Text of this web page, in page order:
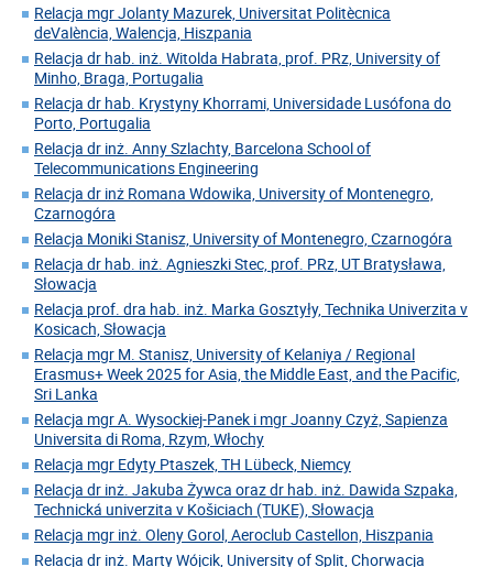
Relacja mgr Jolanty Mazurek, Universitat Politècnica
deValència, Walencja, Hiszpania
Relacja dr hab. inż. Witolda Habrata, prof. PRz, University of
Minho, Braga, Portugalia
Relacja dr hab. Krystyny Khorrami, Universidade Lusófona do
Porto, Portugalia
Relacja dr inż. Anny Szlachty, Barcelona School of
Telecommunications Engineering
Relacja dr inż Romana Wdowika, University of Montenegro,
Czarnogóra
Relacja Moniki Stanisz, University of Montenegro, Czarnogóra
Relacja dr hab. inż. Agnieszki Stec, prof. PRz, UT Bratysława,
Słowacja
Relacja prof. dra hab. inż. Marka Gosztyły, Technika Univerzita v
Kosicach, Słowacja
Relacja mgr M. Stanisz, University of Kelaniya / Regional
Erasmus+ Week 2025 for Asia, the Middle East, and the Pacific,
Sri Lanka
Relacja mgr A. Wysockiej-Panek i mgr Joanny Czyż, Sapienza
Universita di Roma, Rzym, Włochy
Relacja mgr Edyty Ptaszek, TH Lübeck, Niemcy
Relacja dr inż. Jakuba Żywca oraz dr hab. inż. Dawida Szpaka,
Technická univerzita v Košiciach (TUKE), Słowacja
Relacja mgr inż. Oleny Gorol, Aeroclub Castellon, Hiszpania
Relacja dr inż. Marty Wójcik, University of Split, Chorwacja